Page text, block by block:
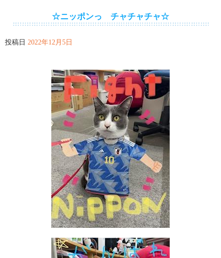
☆ニッポンっ チャチャチャ☆
投稿日 2022年12月5日